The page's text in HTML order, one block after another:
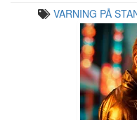
VARNING PÅ